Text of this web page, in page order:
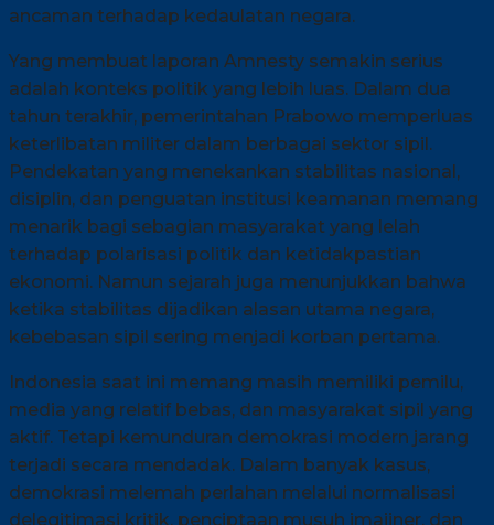
ancaman terhadap kedaulatan negara.
Yang membuat laporan Amnesty semakin serius
adalah konteks politik yang lebih luas. Dalam dua
tahun terakhir, pemerintahan Prabowo memperluas
keterlibatan militer dalam berbagai sektor sipil.
Pendekatan yang menekankan stabilitas nasional,
disiplin, dan penguatan institusi keamanan memang
menarik bagi sebagian masyarakat yang lelah
terhadap polarisasi politik dan ketidakpastian
ekonomi. Namun sejarah juga menunjukkan bahwa
ketika stabilitas dijadikan alasan utama negara,
kebebasan sipil sering menjadi korban pertama.
Indonesia saat ini memang masih memiliki pemilu,
media yang relatif bebas, dan masyarakat sipil yang
aktif. Tetapi kemunduran demokrasi modern jarang
terjadi secara mendadak. Dalam banyak kasus,
demokrasi melemah perlahan melalui normalisasi
delegitimasi kritik, penciptaan musuh imajiner, dan